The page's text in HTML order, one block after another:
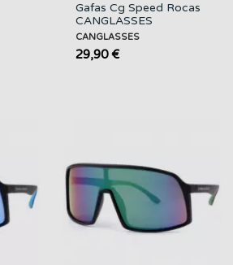
Gafas Cg Speed Rocas
CANGLASSES
CANGLASSES
29,90 €